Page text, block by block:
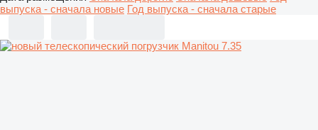
выпуска - сначала новые Год выпуска - сначала старые